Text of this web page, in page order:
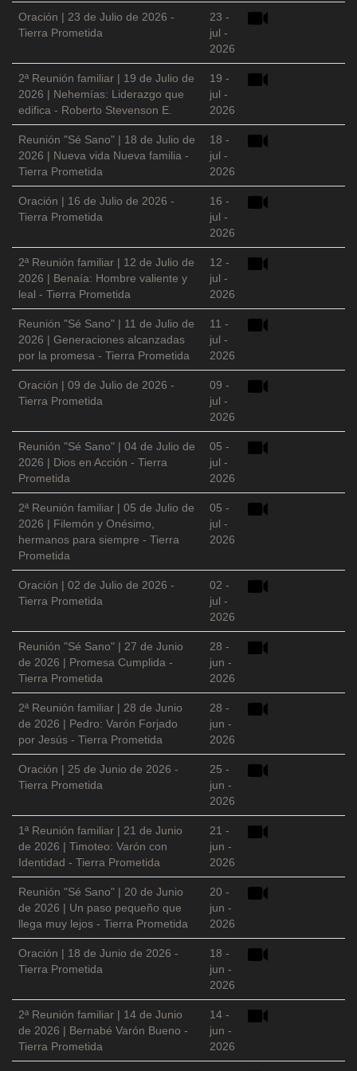
Oración | 23 de Julio de 2026 -
Tierra Prometida
23 -
jul -
2026
2ª Reunión familiar | 19 de Julio de
2026 | Nehemías: Liderazgo que
edifica - Roberto Stevenson E.
19 -
jul -
2026
Reunión "Sé Sano" | 18 de Julio de
2026 | Nueva vida Nueva familia -
Tierra Prometida
18 -
jul -
2026
Oración | 16 de Julio de 2026 -
Tierra Prometida
16 -
jul -
2026
2ª Reunión familiar | 12 de Julio de
2026 | Benaía: Hombre valiente y
leal - Tierra Prometida
12 -
jul -
2026
Reunión "Sé Sano" | 11 de Julio de
2026 | Generaciones alcanzadas
por la promesa - Tierra Prometida
11 -
jul -
2026
Oración | 09 de Julio de 2026 -
Tierra Prometida
09 -
jul -
2026
Reunión "Sé Sano" | 04 de Julio de
2026 | Dios en Acción - Tierra
Prometida
05 -
jul -
2026
2ª Reunión familiar | 05 de Julio de
2026 | Filemón y Onésimo,
hermanos para siempre - Tierra
Prometida
05 -
jul -
2026
Oración | 02 de Julio de 2026 -
Tierra Prometida
02 -
jul -
2026
Reunión "Sé Sano" | 27 de Junio
de 2026 | Promesa Cumplida -
Tierra Prometida
28 -
jun -
2026
2ª Reunión familiar | 28 de Junio
de 2026 | Pedro: Varón Forjado
por Jesús - Tierra Prometida
28 -
jun -
2026
Oración | 25 de Junio de 2026 -
Tierra Prometida
25 -
jun -
2026
1ª Reunión familiar | 21 de Junio
de 2026 | Timoteo: Varón con
Identidad - Tierra Prometida
21 -
jun -
2026
Reunión "Sé Sano" | 20 de Junio
de 2026 | Un paso pequeño que
llega muy lejos - Tierra Prometida
20 -
jun -
2026
Oración | 18 de Junio de 2026 -
Tierra Prometida
18 -
jun -
2026
2ª Reunión familiar | 14 de Junio
de 2026 | Bernabé Varón Bueno -
Tierra Prometida
14 -
jun -
2026